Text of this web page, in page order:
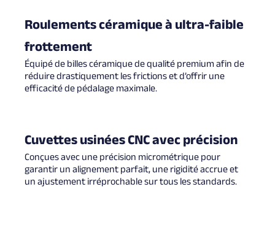
Roulements céramique à ultra-faible
frottement
Équipé de billes céramique de qualité premium afin de
réduire drastiquement les frictions et d’offrir une
efficacité de pédalage maximale.
Cuvettes usinées CNC avec précision
Conçues avec une précision micrométrique pour
garantir un alignement parfait, une rigidité accrue et
un ajustement irréprochable sur tous les standards.